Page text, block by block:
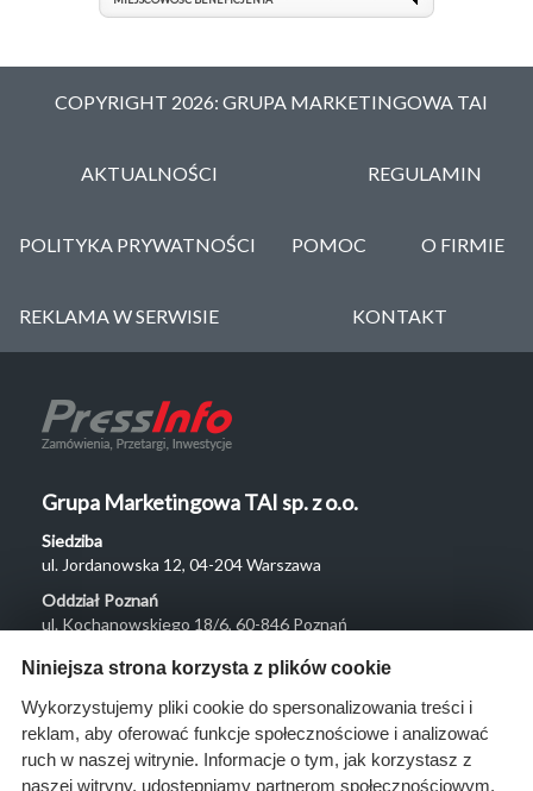
COPYRIGHT 2026: GRUPA MARKETINGOWA TAI
AKTUALNOŚCI REGULAMIN
POLITYKA PRYWATNOŚCI POMOC O FIRMIE
REKLAMA W SERWISIE KONTAKT
Grupa Marketingowa TAI sp. z o.o.
Siedziba
ul. Jordanowska 12, 04-204 Warszawa
Oddział Poznań
ul. Kochanowskiego 18/6, 60-846 Poznań
Menu
O nas
Rozwiązania
Monitoring
Niniejsza strona korzysta z plików cookie
Wykorzystujemy pliki cookie do spersonalizowania treści i
reklam, aby oferować funkcje społecznościowe i analizować
ruch w naszej witrynie. Informacje o tym, jak korzystasz z
naszej witryny, udostępniamy partnerom społecznościowym,